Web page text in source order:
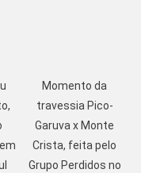
Momento da
travessia Pico-
Garuva x Monte
Crista, feita pelo
Grupo Perdidos no